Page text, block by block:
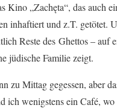
Kino „Zachęta“, das auch
inhaftiert und z.T. getötet.
Reste des Ghettos – auf
jüdische Familie zeigt.
zu Mittag gegessen, aber
ich wenigstens ein Café,